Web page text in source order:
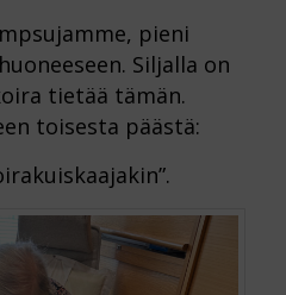
pieni
Siljalla on
tietää tämän.
toisesta päästä: